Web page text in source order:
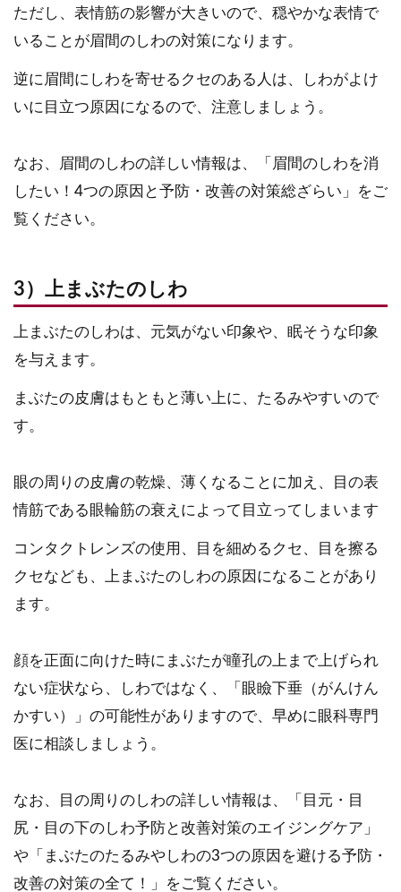
ただし、表情筋の影響が大きいので、穏やかな表情で
いることが眉間のしわの対策になります。
逆に眉間にしわを寄せるクセのある人は、しわがよけ
いに目立つ原因になるので、注意しましょう。
なお、眉間のしわの詳しい情報は、「眉間のしわを消
したい！4つの原因と予防・改善の対策総ざらい」をご
覧ください。
3）上まぶたのしわ
上まぶたのしわは、元気がない印象や、眠そうな印象
を与えます。
まぶたの皮膚はもともと薄い上に、たるみやすいので
す。
眼の周りの皮膚の乾燥、薄くなることに加え、目の表
情筋である眼輪筋の衰えによって目立ってしまいます
コンタクトレンズの使用、目を細めるクセ、目を擦る
クセなども、上まぶたのしわの原因になることがあり
ます。
顔を正面に向けた時にまぶたが瞳孔の上まで上げられ
ない症状なら、しわではなく、「眼瞼下垂（がんけん
かすい）」の可能性がありますので、早めに眼科専門
医に相談しましょう。
なお、目の周りのしわの詳しい情報は、「目元・目
尻・目の下のしわ予防と改善対策のエイジングケア」
や「まぶたのたるみやしわの3つの原因を避ける予防・
改善の対策の全て！」をご覧ください。